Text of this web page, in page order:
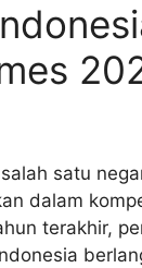
satu
dalam
terakhir,